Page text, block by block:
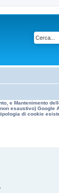
e Mantenimento
esaustivo) Google
di cookie